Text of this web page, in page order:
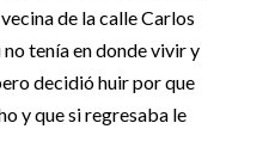
na de la calle Carlos
tenía en donde vivir y
decidió huir por que
y que si regresaba le